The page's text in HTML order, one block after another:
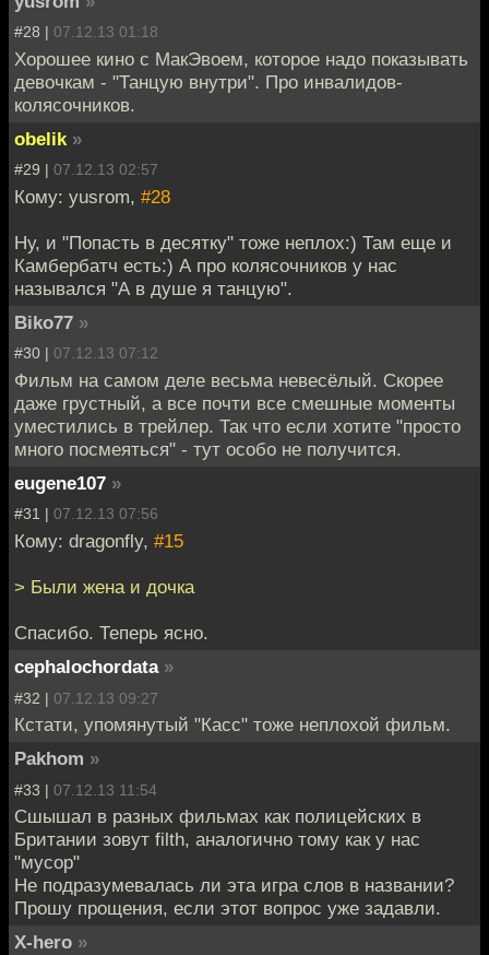
#28 | 07.12.13 01:18
Хорошее кино с МакЭвоем, которое надо показывать
девочкам - "Танцую внутри". Про инвалидов-
колясочников.
obelik »
#29 | 07.12.13 02:57
Кому: yusrom, #28
Ну, и "Попасть в десятку" тоже неплох:) Там еще и
Камбербатч есть:) А про колясочников у нас
назывался "А в душе я танцую".
Biko77 »
#30 | 07.12.13 07:12
Фильм на самом деле весьма невесёлый. Скорее
даже грустный, а все почти все смешные моменты
уместились в трейлер. Так что если хотите "просто
много посмеяться" - тут особо не получится.
eugene107 »
#31 | 07.12.13 07:56
Кому: dragonfly, #15
> Были жена и дочка
Спасибо. Теперь ясно.
cephalochordata »
#32 | 07.12.13 09:27
Кстати, упомянутый "Касс" тоже неплохой фильм.
Pakhom »
#33 | 07.12.13 11:54
Сшышал в разных фильмах как полицейских в
Британии зовут filth, аналогично тому как у нас
"мусор"
Не подразумевалась ли эта игра слов в названии?
Прошу прощения, если этот вопрос уже задавли.
X-hero »